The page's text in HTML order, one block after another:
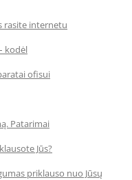
rasite internetu
kodėl
ofisui
Patarimai
Jūs?
priklauso nuo Jūsų